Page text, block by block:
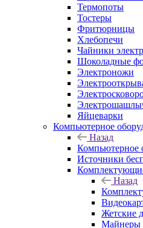
Термопоты
Тостеры
Фритюрницы
Хлебопечи
Чайники
Шоколадные
Электроножи
Яйцеварки
Компьютерное
Назад
Компьютерное
Источники
Назад
Жетские
Майнеры